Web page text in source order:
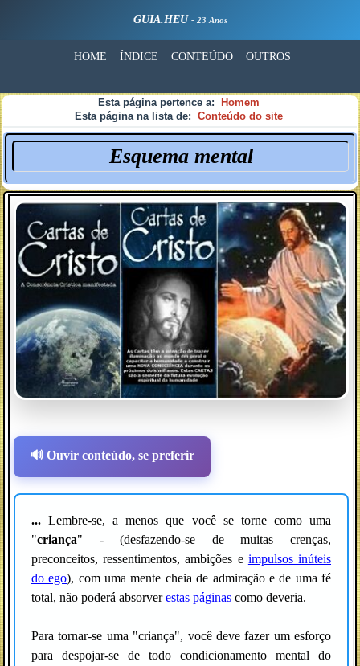
GUIA.HEU - 23 Anos
HOME ÍNDICE CONTEÚDO OUTROS
Esta página pertence a:
Homem
Esta página na lista de: Conteúdo do site
Esquema mental
🔊 Ouvir conteúdo, se preferir
... Lembre-se, a menos que você se torne como uma
"criança" - (desfazendo-se de muitas crenças,
preconceitos, ressentimentos, ambições e impulsos inúteis
do ego), com uma mente cheia de admiração e de uma fé
total, não poderá absorverestas páginas como deveria.
Para tornar-se uma "criança", você deve fazer um esforço
para despojar-se de todo condicionamento mental do